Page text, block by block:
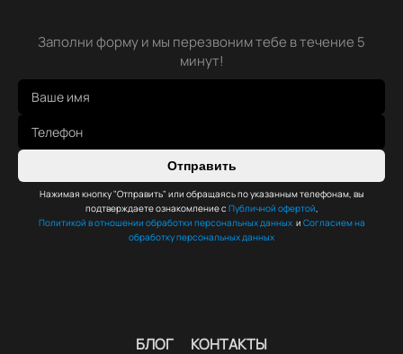
Заполни форму и мы перезвоним тебе в течение 5
минут!
Отправить
Нажимая кнопку "Отправить" или обращаясь по указанным телефонам, вы
подтверждаете ознакомление с Публичной офертой,
Политикой в отношении обработки персональных данных и Согласием на
обработку персональных данных
БЛОГ КОНТАКТЫ